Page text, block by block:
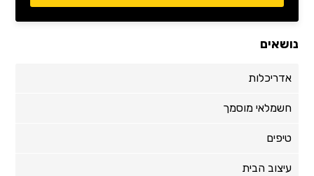
נושאים
אדריכלות
חשמלאי מוסמך
טיפים
עיצוב הבית